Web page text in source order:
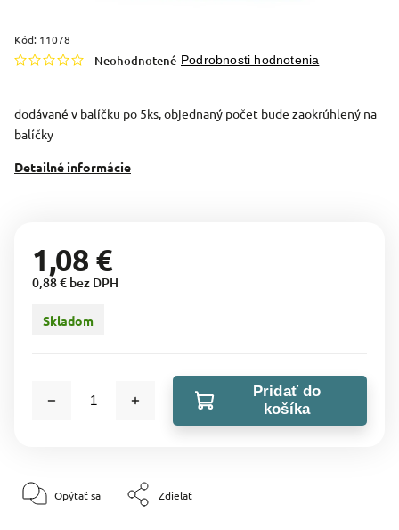
Kód: 11078
Neohodnotené Podrobnosti hodnotenia
dodávané v balíčku po 5ks, objednaný počet bude zaokrúhlený na
balíčky
Detailné informácie
1,08 €
0,88 € bez DPH
Skladom
Pridať do
košíka
Opýtať sa Zdieľať